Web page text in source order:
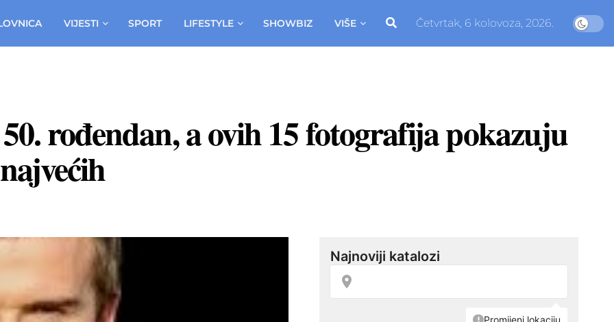
VIJESTI SPORT LIFESTYLE SHOWBIZ VIŠE Četvrtak, 6 kolovoza, 2026.
rođendan, a ovih 15 fotografija pokazuju